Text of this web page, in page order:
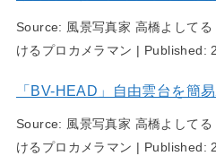
Source: 風景写真家 高橋よして
けるプロカメラマン | Published:
「BV-HEAD」自由雲台を簡
Source: 風景写真家 高橋よして
けるプロカメラマン | Published: